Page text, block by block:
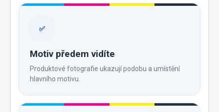
✅
Motiv předem vidíte
Produktové fotografie ukazují podobu a umístění
hlavního motivu.